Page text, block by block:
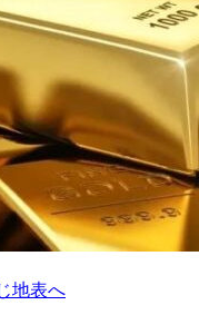
地表へ